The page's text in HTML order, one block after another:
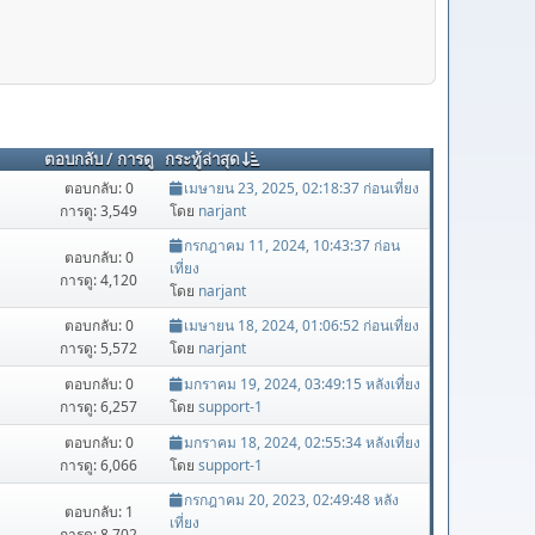
ตอบกลับ/การดู กระทู้ล่าสุด
ตอบกลับ: 0
การดู: 3,549
เมษายน 23, 2025, 02:18:37 ก่อนเที่ยง
โดย narjant
ตอบกลับ: 0
การดู: 4,120
กรกฎาคม 11, 2024, 10:43:37 ก่อน
เที่ยง
โดย narjant
ตอบกลับ: 0
การดู: 5,572
เมษายน 18, 2024, 01:06:52 ก่อนเที่ยง
โดย narjant
ตอบกลับ: 0
การดู: 6,257
มกราคม 19, 2024, 03:49:15 หลังเที่ยง
โดย support-1
ตอบกลับ: 0
การดู: 6,066
มกราคม 18, 2024, 02:55:34 หลังเที่ยง
โดย support-1
ตอบกลับ: 1
กรกฎาคม 20, 2023, 02:49:48 หลัง
เที่ยง